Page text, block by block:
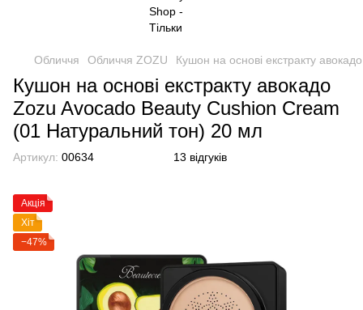
Обличчя Обличчя ZOZU Кушон на основі екстракту
Кушон на основі екстракту авокадо
Zozu Avocado Beauty Cushion Cream
(01 Натуральний тон) 20 мл
Артикул: 00634 13 відгуків
Акція
Хіт
−47%